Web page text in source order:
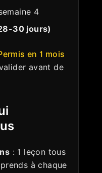
4
30 jours)
en 1 mois
avant de
: 1 leçon tous
à chaque